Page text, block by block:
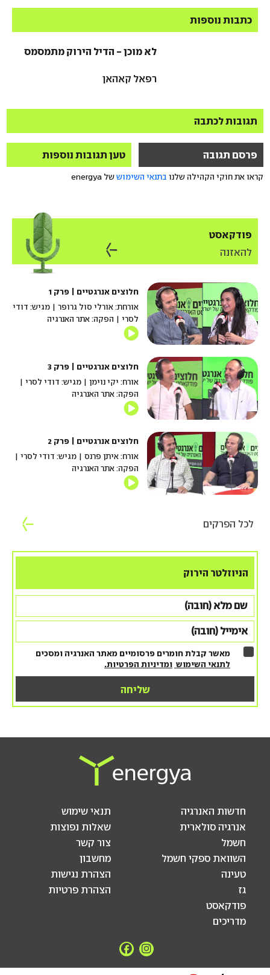
כתבות נוספות
לא מוכן - הדיל הירוק מתמסמס
רפאל קאהאן
תגובות לכתבה
פרסם תגובה טען תגובות נוספות
קראו את חוקי הקהילה שלנו בתנאי השימוששל energya
פודקאסט
להאזנה
חלוצים אנרגטיים | פרק 1
אורחת: אורלי סול גרופר | מגיש: דודי
לסרי | הפקה: אתר האנרגיה
חלוצים אנרגטיים | פרק 3
אורח: יקי נוימן | מגיש: דודי לסרי |
הפקה: אתר האנרגיה
חלוצים אנרגטיים | פרק 2
אורח: איתן פרנס | מגיש: דודי לסרי |
הפקה: אתר האנרגיה
לכל הפרקים
הניוזלטר הירוק
מאשר קבלת חומרים פרסומיים מאתר האנרגיה ומסכים
לתנאי השימוש ומדיניות הפרטיות.
חדשות האנרגיה
אנרגיה סולארית
חשמל
השוואת ספקי חשמל
טעינה
גז
פודקאסט
מדריכים
תנאי שימוש
שאלות נפוצות
צור קשר
מחשבון
הצהרת נגישות
הצהרת פרטיות